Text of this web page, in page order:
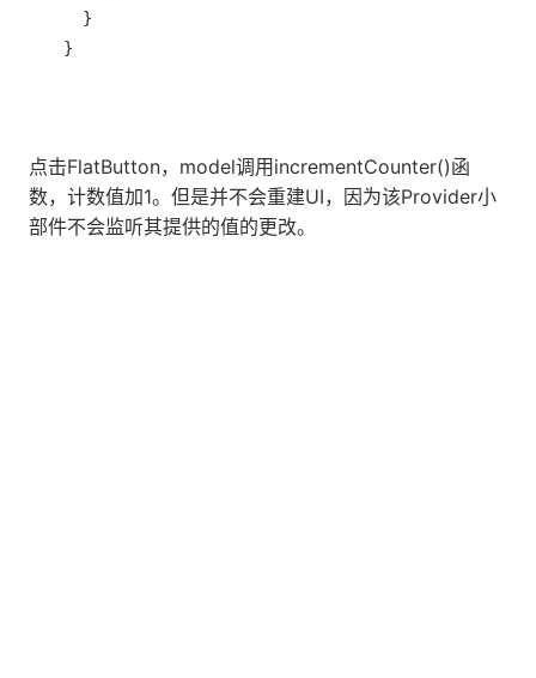
  }
}
点击FlatButton，model调用incrementCounter()函
数，计数值加1。但是并不会重建UI，因为该Provider小
部件不会监听其提供的值的更改。